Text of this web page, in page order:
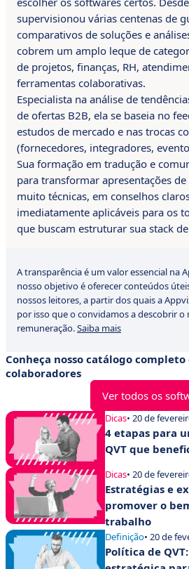
supervisionou várias centenas de
comparativos de soluções e
cobrem um amplo leque de
de projetos, finanças, RH,
ferramentas colaborativas.
Especialista na análise de
de ofertas B2B, ela se baseia no
estudos de mercado e nas trocas
(fornecedores, integradores,
Sua formação em tradução e
para transformar apresentações
muito técnicas, em conselhos
imediatamente aplicáveis para os
que buscam estruturar sua stack
A transparência é um valor essencial na
nosso objetivo é oferecer conteúdos
nossos leitores, a partir dos quais a
por isso que o convidamos a descobrir o
remuneração.Saiba mais
Conheça nosso catálogo
colaboradores
Ver todos os
Dicas• 20 de
4 etapas para
QVT que
Dicas• 20 de
Estratégias e
promover o
trabalho
Definição• 20 de
Política de